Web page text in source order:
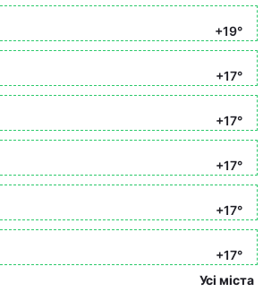
+19°
+17°
+17°
+17°
+17°
+17°
Усі міста